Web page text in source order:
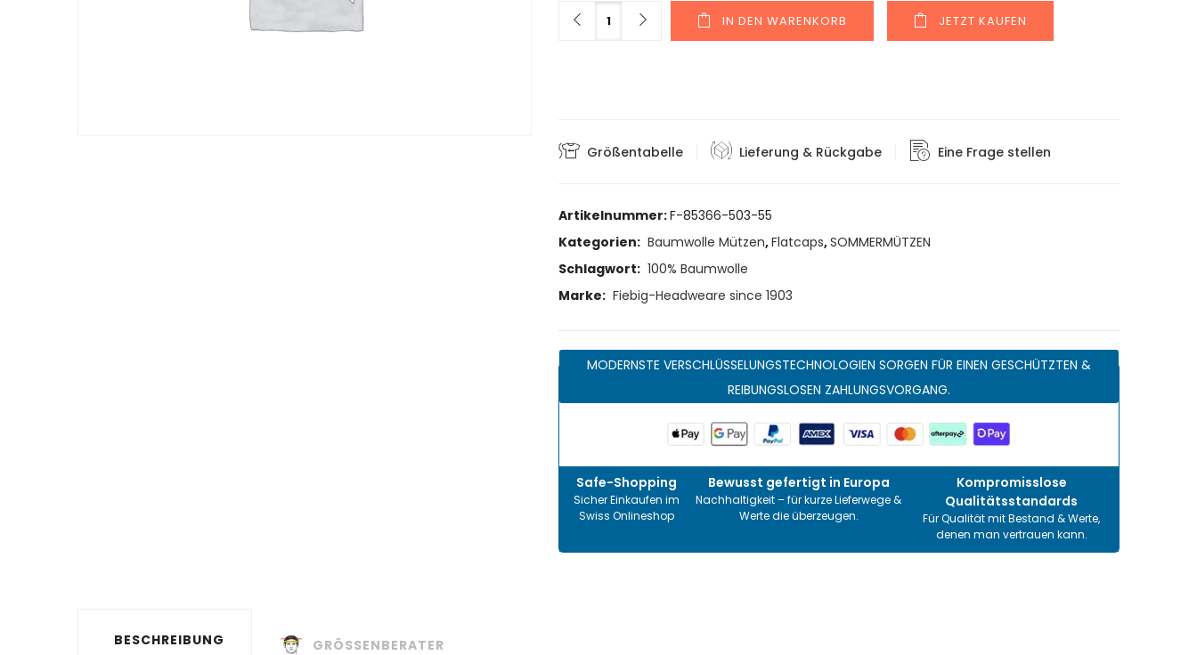
Menge
IN DEN WARENKORB JETZT KAUFEN
Größentabelle Lieferung & Rückgabe Eine Frage stellen
Artikelnummer:F-85366-503-55
Kategorien: Baumwolle Mützen,Flatcaps,SOMMERMÜTZEN
Schlagwort: 100% Baumwolle
Marke: Fiebig-Headweare since 1903
MODERNSTE VERSCHLÜSSELUNGSTECHNOLOGIEN SORGEN FÜR EINEN GESCHÜTZTEN &
REIBUNGSLOSEN ZAHLUNGSVORGANG.
Safe-Shopping
Sicher Einkaufen im
Swiss Onlineshop
Bewusst gefertigt in Europa
Nachhaltigkeit – für kurze Lieferwege &
Werte die überzeugen.
Kompromisslose
Qualitätsstandards
Für Qualität mit Bestand & Werte,
denen man vertrauen kann.
BESCHREIBUNG GRÖSSENBERATER